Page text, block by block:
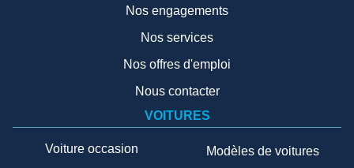
Nos engagements
Nos services
Nos offres d'emploi
Nous contacter
VOITURES
Voiture occasion
Modèles de voitures